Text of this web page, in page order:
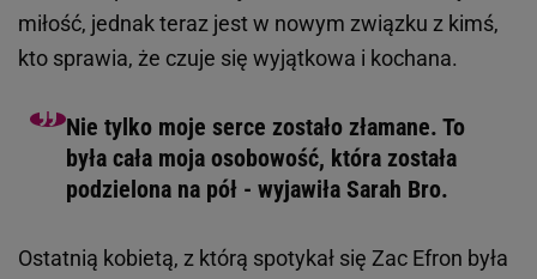
miłość, jednak teraz jest w nowym związku z kimś,
kto sprawia, że czuje się wyjątkowa i kochana.
Nie tylko moje serce zostało złamane. To
była cała moja osobowość, która została
podzielona na pół - wyjawiła Sarah Bro.
Ostatnią kobietą, z którą spotykał się Zac Efron była